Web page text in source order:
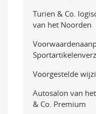
Turien & Co.
van het Noorden
Voorgestelde
Autosalon van
& Co. Premium